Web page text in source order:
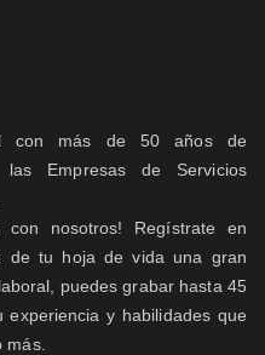
con más de 50 años de
Empresas de Servicios
nosotros! Regístrate en
de tu hoja de vida una gran
puedes grabar hasta 45
y habilidades que
más.